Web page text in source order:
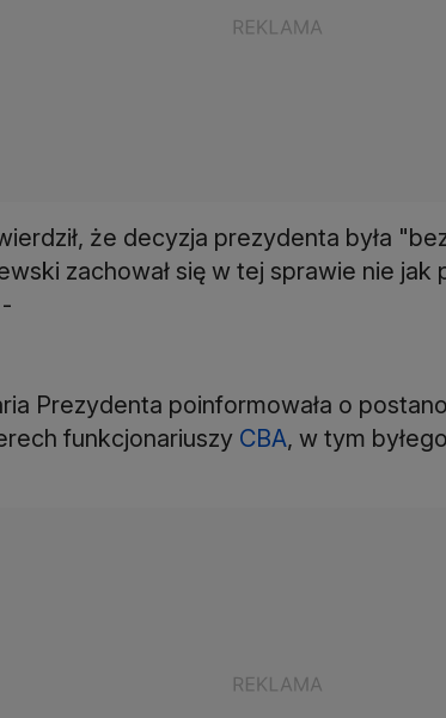
że decyzja prezydenta była
zachował się w tej sprawie nie jak
Prezydenta poinformowała o
funkcjonariuszy CBA, w tym